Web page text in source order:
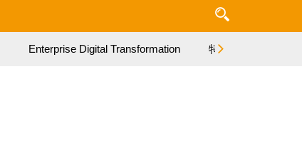
Enterprise Digital Transformation 特集